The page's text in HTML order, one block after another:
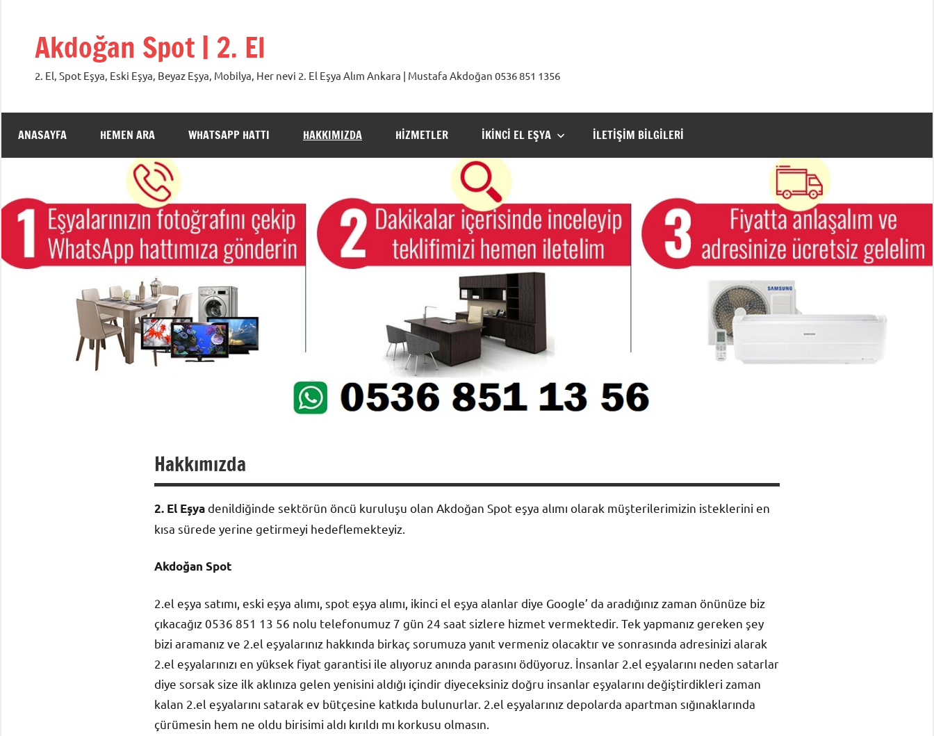
Akdoğan Spot | 2. El
2. El, Spot Eşya, Eski Eşya, Beyaz Eşya, Mobilya, Her nevi 2. El Eşya Alım Ankara | Mustafa Akdoğan 0536 851 1356
ANASAYFA HEMEN ARA WHATSAPP HATTI HAKKIMIZDA HIZMETLER İKINCI EL EŞYA İLETIŞIM BILGILERI
Hakkımızda
2. El Eşyadenildiğinde sektörün öncü kuruluşu olan Akdoğan Spot eşya alımı olarak müşterilerimizin isteklerini en
kısa sürede yerine getirmeyi hedeflemekteyiz.
Akdoğan Spot
2.el eşya satımı, eski eşya alımı, spot eşya alımı, ikinci el eşya alanlar diye Google’ da aradığınız zaman önünüze biz
çıkacağız 0536 851 13 56 nolu telefonumuz 7 gün 24 saat sizlere hizmet vermektedir. Tek yapmanız gereken şey
bizi aramanız ve 2.el eşyalarınız hakkında birkaç sorumuza yanıt vermeniz olacaktır ve sonrasında adresinizi alarak
2.el eşyalarınızı en yüksek fiyat garantisi ile alıyoruz anında parasını ödüyoruz. İnsanlar 2.el eşyalarını neden satarlar
diye sorsak size ilk aklınıza gelen yenisini aldığı içindir diyeceksiniz doğru insanlar eşyalarını değiştirdikleri zaman
kalan 2.el eşyalarını satarak ev bütçesine katkıda bulunurlar. 2.el eşyalarınız depolarda apartman sığınaklarında
çürümesin hem ne oldu birisimi aldı kırıldı mı korkusu olmasın.